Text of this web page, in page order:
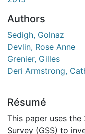
Authors
Sedigh, Golnaz
Devlin, Rose Anne
Grenier, Gilles
Deri Armstrong,
Résumé
This paper uses the
Survey (GSS) to